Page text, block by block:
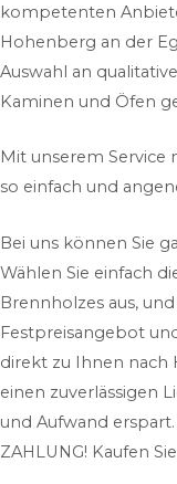
kompetenten
Hohenberg an der
Auswahl an
Kaminen und Öfen
Mit unserem
so einfach und
Bei uns können Sie
Wählen Sie einfach
Brennholzes aus,
Festpreisangebot
direkt zu Ihnen nach
einen zuverlässigen
und Aufwand erspart.
ZAHLUNG! Kaufen